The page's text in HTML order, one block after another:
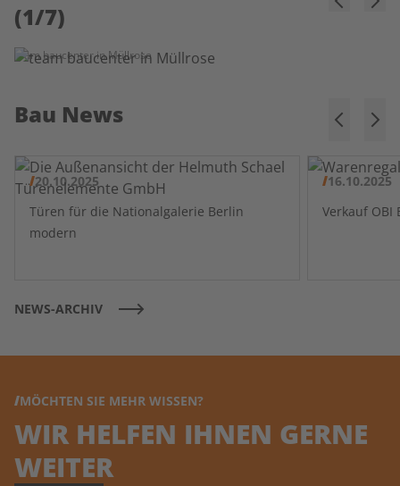
(1/7)
team baucenter in Müllrose
Bau News
20.10.2025
Türen für die Nationalgalerie Berlin
modern
16.10.2025
NEWS-ARCHIV
MÖCHTEN SIE MEHR WISSEN?
WIR HELFEN IHNEN GERNE
WEITER